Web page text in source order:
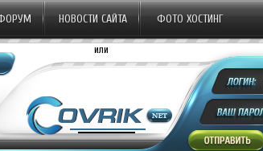
НОВОСТИ САЙТА ФОТО ХОСТИНГ
или